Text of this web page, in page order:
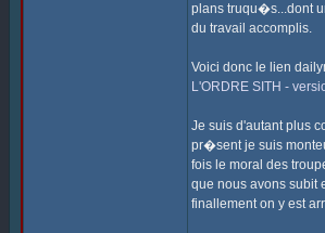
plans truqu�s...dont
du travail accomplis.
Voici donc le lien
L'ORDRE SITH -
Je suis d'autant plus
pr�sent je suis
fois le moral des
que nous avons subit
finallement on y est